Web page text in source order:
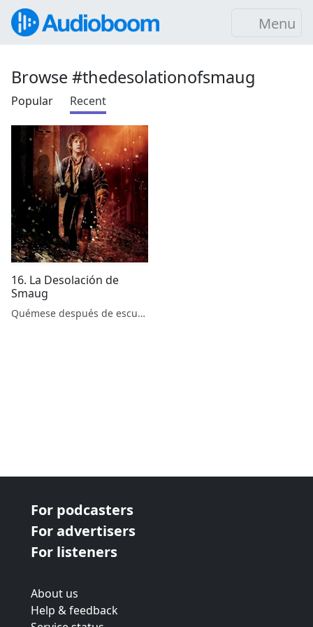
Menu
Browse #thedesolationofsmaug
Popular Recent
16. La Desolación de
Smaug
Quémese después de escuchar
For podcasters
For advertisers
For listeners
About us
Help & feedback